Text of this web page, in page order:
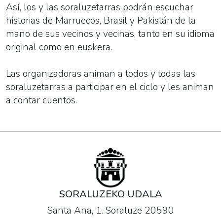
Así, los y las soraluzetarras podrán escuchar
historias de Marruecos, Brasil y Pakistán de la
mano de sus vecinos y vecinas, tanto en su idioma
original como en euskera.
Las organizadoras animan a todos y todas las
soraluzetarras a participar en el ciclo y les animan
a contar cuentos.
SORALUZEKO UDALA
Santa Ana, 1. Soraluze 20590